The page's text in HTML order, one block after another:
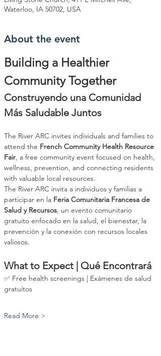
Waterloo, IA 50702, USA
About the event
Building a Healthier
Community Together
Construyendo una Comunidad
Más Saludable Juntos
The River ARC invites individuals and families to
attend the French Community Health Resource
Fair, a free community event focused on health,
wellness, prevention, and connecting residents
with valuable local resources.
The River ARC invita a individuos y familias a
participar en la Feria Comunitaria Francesa de
Salud y Recursos, un evento comunitario
gratuito enfocado en la salud, el bienestar, la
prevención y la conexión con recursos locales
valiosos.
What to Expect | Qué Encontrará
✅ Free health screenings | Exámenes de salud
gratuitos
Read More >